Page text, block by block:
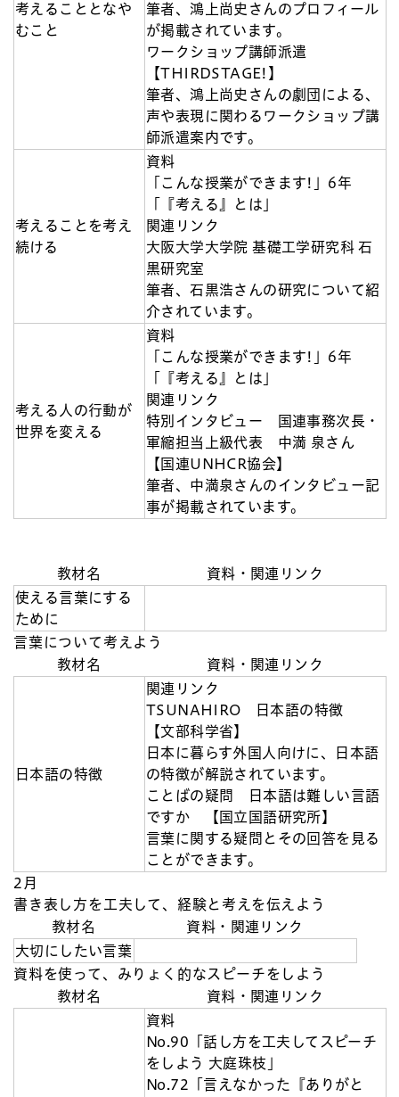
考えることとなや
むこと
筆者、鴻上尚史さんのプロフィール
が掲載されています。
ワークショップ講師派遣
【THIRDSTAGE!】
筆者、鴻上尚史さんの劇団による、
声や表現に関わるワークショップ講
師派遣案内です。
考えることを考え
続ける
資料
「こんな授業ができます!」6年
「『考える』とは」
関連リンク
大阪大学大学院 基礎工学研究科 石
黒研究室
筆者、石黒浩さんの研究について紹
介されています。
考える人の行動が
世界を変える
資料
「こんな授業ができます!」6年
「『考える』とは」
関連リンク
特別インタビュー 国連事務次長・
軍縮担当上級代表 中満 泉さん
【国連UNHCR協会】
筆者、中満泉さんのインタビュー記
事が掲載されています。
教材名
資料・関連リンク
使える言葉にする
ために
言葉について考えよう
教材名
資料・関連リンク
日本語の特徴
関連リンク
TSUNAHIRO 日本語の特徴
【文部科学省】
日本に暮らす外国人向けに、日本語
の特徴が解説されています。
ことばの疑問 日本語は難しい言語
ですか 【国立国語研究所】
言葉に関する疑問とその回答を見る
ことができます。
2月
書き表し方を工夫して、経験と考えを伝えよう
教材名
資料・関連リンク
大切にしたい言葉
資料を使って、みりょく的なスピーチをしよう
教材名
資料・関連リンク
資料
No.90「話し方を工夫してスピーチ
をしよう 大庭珠枝」
No.72「言えなかった『ありがと